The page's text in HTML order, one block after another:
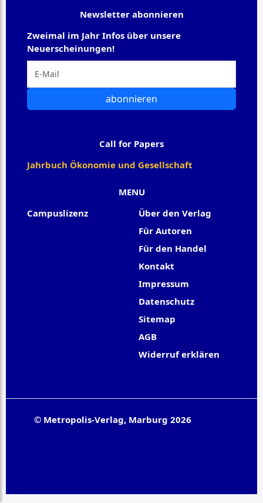
MENU
Campuslizenz
Über den Verlag
Für Autoren
Für den Handel
Kontakt
Impressum
Datenschutz
Sitemap
AGB
Widerruf erklären
Newsletter abonnieren
Zweimal im Jahr Infos über unsere
Neuerscheinungen!
abonnieren
Call for Papers
Jahrbuch Ökonomie und Gesellschaft
© Metropolis-Verlag, Marburg 2026